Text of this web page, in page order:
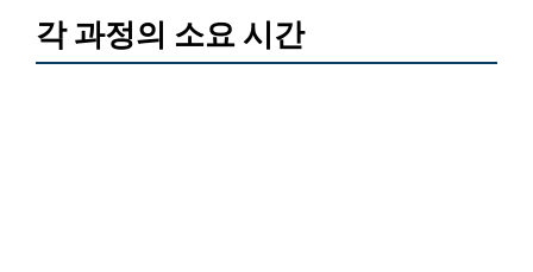
각 과정의 소요 시간